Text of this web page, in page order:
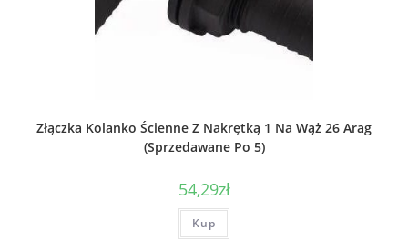
Złączka Kolanko Ścienne Z Nakrętką 1 Na Wąż 26 Arag
(Sprzedawane Po 5)
54,29zł
Kup